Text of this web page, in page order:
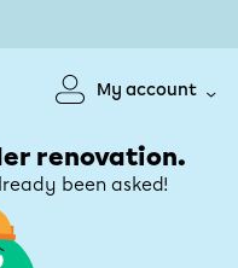
My account
renovation.
been asked!